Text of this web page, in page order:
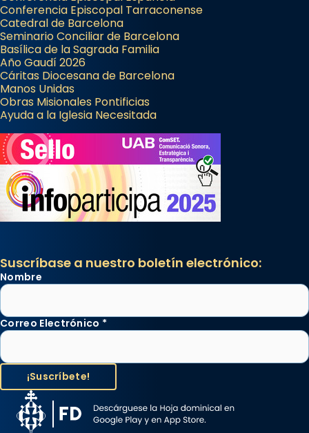
Conferencia Episcopal Tarraconense
Catedral de Barcelona
Seminario Conciliar de Barcelona
Basílica de la Sagrada Familia
Año Gaudí 2026
Cáritas Diocesana de Barcelona
Manos Unidas
Obras Misionales Pontificias
Ayuda a la Iglesia Necesitada
Suscríbase a nuestro boletín electrónico:
Nombre
Correo Electrónico *